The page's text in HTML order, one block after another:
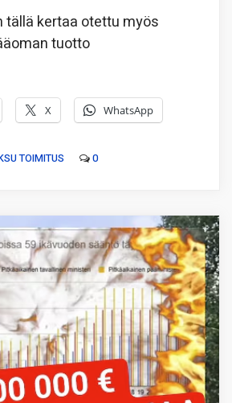
tällä kertaa otettu myös
tuotto
X WhatsApp
TOIMITUS 0